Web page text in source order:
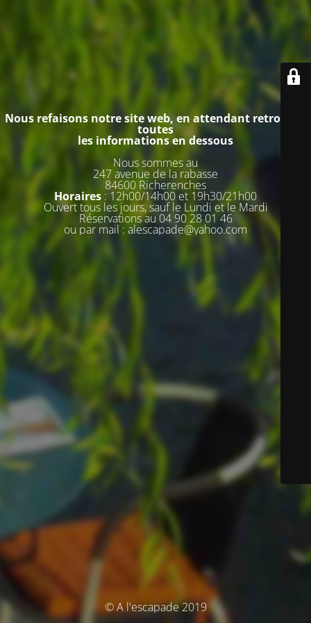
Nous refaisons notre site web, en attendant retrouvez
toutes
les informations en dessous
Nous sommes au
247 avenue de la rabasse
84600 Richerenches
Horaires : 12h00/14h00 et 19h30/21h00
Ouvert tous les jours, sauf le Lundi et le Mardi
Réservationsau 04 90 28 01 46
ou par mail : alescapade@yahoo.com
© A l'escapade 2019